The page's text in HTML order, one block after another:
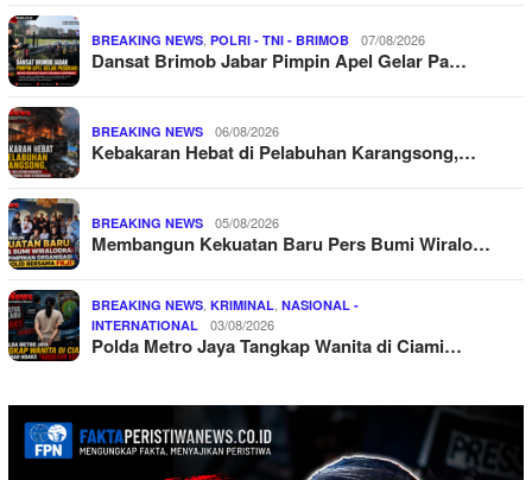
BREAKING NEWS POLRI - TNI - BRIMOB 07/08/2026
Dansat Brimob Jabar Pimpin Apel Gelar Pa…
BREAKING NEWS 06/08/2026
Kebakaran Hebat di Pelabuhan Karangsong,…
BREAKING NEWS 05/08/2026
Membangun Kekuatan Baru Pers Bumi Wiralo…
BREAKING NEWS KRIMINAL NASIONAL -
INTERNATIONAL
03/08/2026
Polda Metro Jaya Tangkap Wanita di Ciami…